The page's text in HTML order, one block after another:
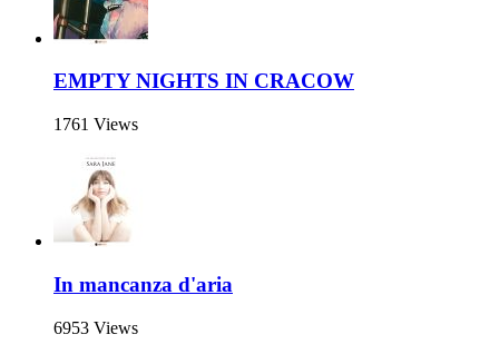
EMPTY NIGHTS IN CRACOW
1761 Views
In mancanza d'aria
6953 Views